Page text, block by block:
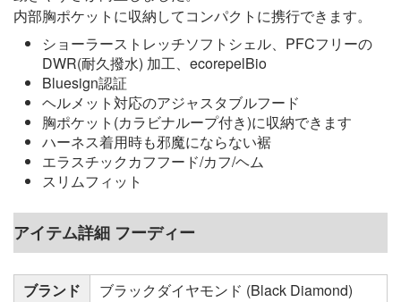
内部胸ポケットに収納してコンパクトに携行できます。
ショーラーストレッチソフトシェル、PFCフリーの
DWR(耐久撥水) 加工、ecorepelBio
Bluesign認証
ヘルメット対応のアジャスタブルフード
胸ポケット(カラビナループ付き)に収納できます
ハーネス着用時も邪魔にならない裾
エラスチックカフフード/カフ/ヘム
スリムフィット
アイテム詳細 フーディー
ブランド
ブラックダイヤモンド (Black Diamond)